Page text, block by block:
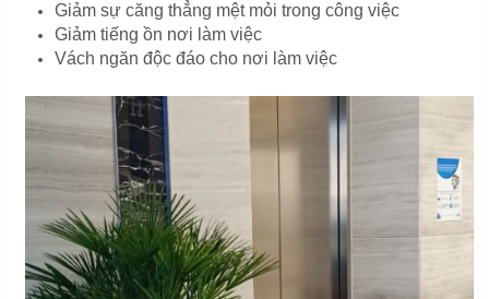
Giảm sự căng thẳng mệt mỏi trong công việc
Giảm tiếng ồn nơi làm việc
Vách ngăn độc đáo cho nơi làm việc